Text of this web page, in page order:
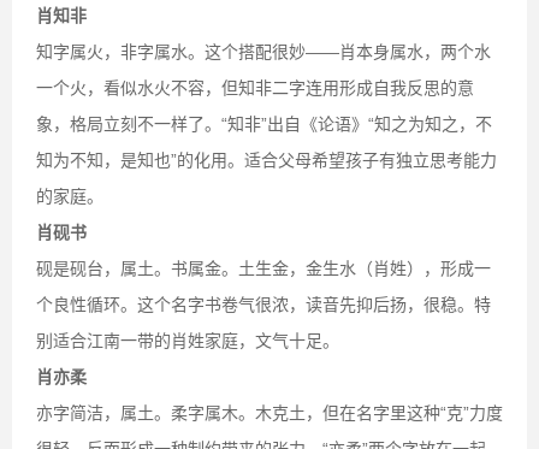
肖知非
知字属火，非字属水。这个搭配很妙——肖本身属水，两个水
一个火，看似水火不容，但知非二字连用形成自我反思的意
象，格局立刻不一样了。“知非”出自《论语》“知之为知之，不
知为不知，是知也”的化用。适合父母希望孩子有独立思考能力
的家庭。
肖砚书
砚是砚台，属土。书属金。土生金，金生水（肖姓），形成一
个良性循环。这个名字书卷气很浓，读音先抑后扬，很稳。特
别适合江南一带的肖姓家庭，文气十足。
肖亦柔
亦字简洁，属土。柔字属木。木克土，但在名字里这种“克”力度